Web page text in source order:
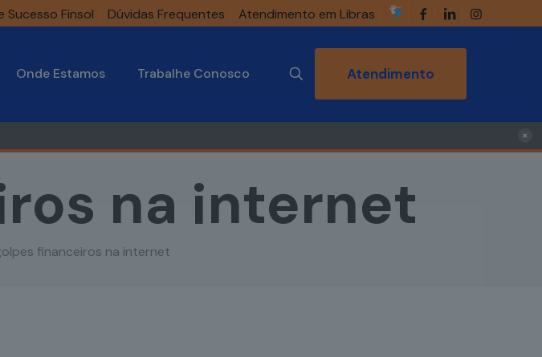
Sucesso Finsol Dúvidas Frequentes Atendimento em Libras
Onde Estamos Trabalhe Conosco Atendimento
×
na internet
financeiros na internet